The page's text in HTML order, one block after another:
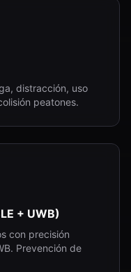
distracción, uso
peatones.
+ UWB)
con precisión
Prevención de